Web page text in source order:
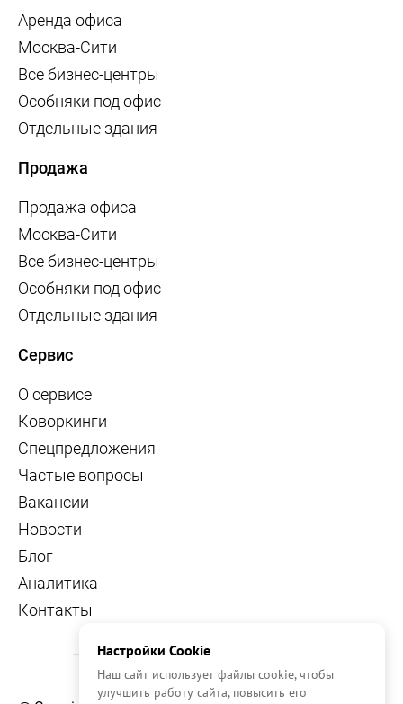
Аренда офиса
Москва-Сити
Все бизнес-центры
Особняки под офис
Отдельные здания
Продажа
Продажа офиса
Москва-Сити
Все бизнес-центры
Особняки под офис
Отдельные здания
Сервис
О сервисе
Коворкинги
Спецпредложения
Частые вопросы
Вакансии
Новости
Блог
Аналитика
Контакты
Настройки Cookie
Наш сайт использует файлы cookie, чтобы
улучшить работу сайта, повысить его